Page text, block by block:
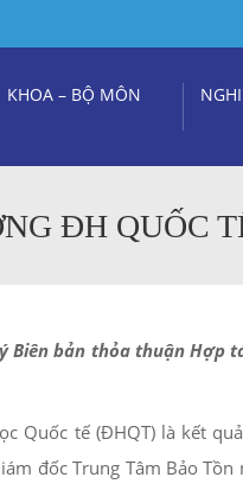
KHOA – BỘ MÔN
ĐH QUỐC
bản thỏa thuận
tế (ĐHQT) là kết
đốc Trung Tâm Bảo